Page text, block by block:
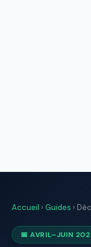
Accueil › Guides ›
📅 AVRIL–JUIN